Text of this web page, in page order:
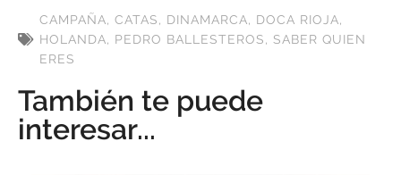
CAMPAÑA, CATAS, DINAMARCA, DOCA RIOJA,
HOLANDA, PEDRO BALLESTEROS, SABER QUIEN
ERES
También te puede
interesar...